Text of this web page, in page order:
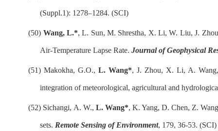
(Suppl.1): 1278–1284. (SCI)
(50) Wang, L.*, L. Sun, M. Shrestha, X. Li, W. Liu, J.
Air-Temperature Lapse Rate.Journal of Geophysical
(51) Makokha, G.O.,L. Wang*, J. Zhou, X. Li, A.
integration of meteorological, agricultural and
(52) Sichangi, A. W., L. Wang*, K. Yang, D. Chen, Z.
sets. Remote Sensing of Environment, 179, 36-53. (SCI)